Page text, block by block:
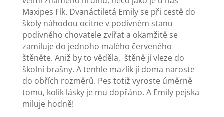
Maxipes Fík. Dvanáctiletá Emily se při cestě do
školy náhodou ocitne v podivném stanu
podivného chovatele zvířat a okamžitě se
zamiluje do jednoho malého červeného
štěněte. Aniž by to věděla, štěně jí vleze do
školní brašny. A tenhle mazlík jí doma naroste
do obřích rozměrů. Pes totiž vyroste úměrně
tomu, kolik lásky je mu dopřáno. A Emily pejska
miluje hodně!